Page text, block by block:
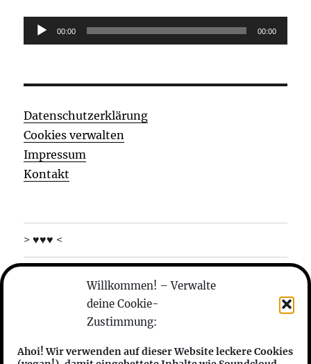
Willkommen! – Verwalte
deine Cookie-
Zustimmung:
Ahoi! Wir verwenden auf dieser Website leckere Cookies
Audio-
Player
00:00 00:00
Datenschutzerklärung
Cookies verwalten
Impressum
Kontakt
> ♥♥♥ <
wer sind die